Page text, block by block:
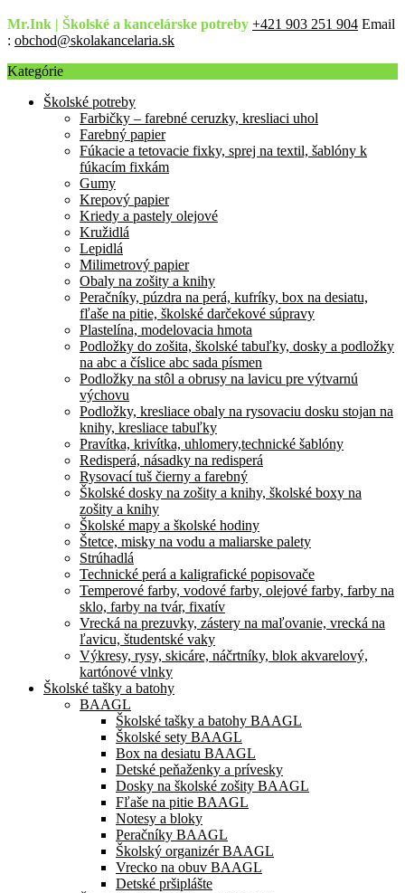
Mr.Ink | Školské a kancelárske potreby +421 903 251 904 Email
: obchod@skolakancelaria.sk
Kategórie
Školské potreby
Farbičky – farebné ceruzky, kresliaci uhol
Farebný papier
Fúkacie a tetovacie fixky, sprej na textil, šablóny k
fúkacím fixkám
Gumy
Krepový papier
Kriedy a pastely olejové
Kružidlá
Lepidlá
Milimetrový papier
Obaly na zošity a knihy
Peračníky, púzdra na perá, kufríky, box na desiatu,
fľaše na pitie, školské darčekové súpravy
Plastelína, modelovacia hmota
Podložky do zošita, školské tabuľky, dosky a podložky
na abc a číslice abc sada písmen
Podložky na stôl a obrusy na lavicu pre výtvarnú
výchovu
Podložky, kresliace obaly na rysovaciu dosku stojan na
knihy, kresliace tabuľky
Pravítka, krivítka, uhlomery,technické šablóny
Redisperá, násadky na redisperá
Rysovací tuš čierny a farebný
Školské dosky na zošity a knihy, školské boxy na
zošity a knihy
Školské mapy a školské hodiny
Štetce, misky na vodu a maliarske palety
Strúhadlá
Technické perá a kaligrafické popisovače
Temperové farby, vodové farby, olejové farby, farby na
sklo, farby na tvár, fixatív
Vrecká na prezuvky, zástery na maľovanie, vrecká na
ľavicu, študentské vaky
Výkresy, rysy, skicáre, náčrtníky, blok akvarelový,
kartónové vlnky
Školské tašky a batohy
BAAGL
Školské tašky a batohy BAAGL
Školské sety BAAGL
Box na desiatu BAAGL
Detské peňaženky a prívesky
Dosky na školské zošity BAAGL
Fľaše na pitie BAAGL
Notesy a bloky
Peračníky BAAGL
Školský organizér BAAGL
Vrecko na obuv BAAGL
Detské pršiplášte